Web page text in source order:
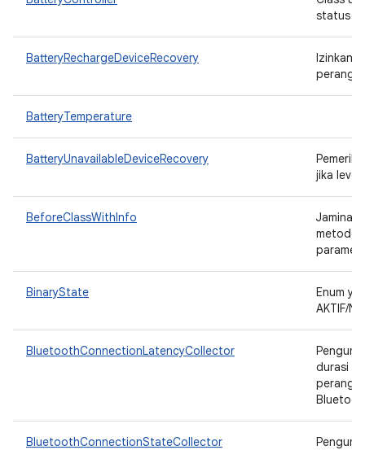
status
BatteryRechargeDeviceRecovery
Izinkan
BatteryTemperature
BatteryUnavailableDeviceRecovery
jika
BeforeClassWithInfo
metode
BinaryState
Enum
AKTIF/
BluetoothConnectionLatencyCollector
durasi
BluetoothConnectionStateCollector